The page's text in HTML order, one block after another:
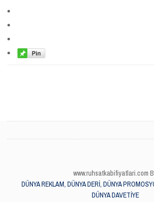
www.ruhsatkabifiyatlari.com
DÜNYA REKLAM, DÜNYA DERİ, DÜNYA
DÜNYA DAVETİYE